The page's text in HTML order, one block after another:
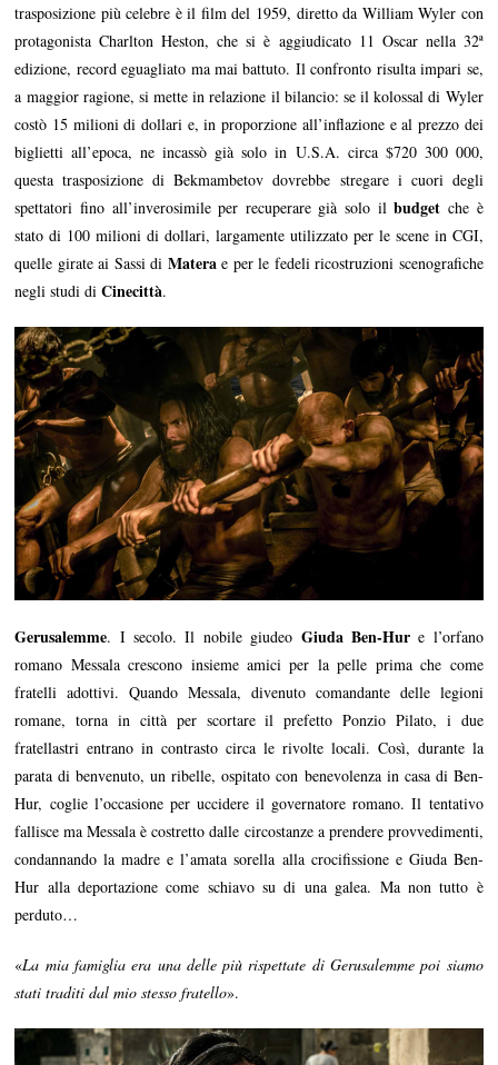
trasposizione più celebre è il film del 1959, diretto da William Wyler con
protagonista Charlton Heston, che si è aggiudicato 11 Oscar nella 32ª
edizione, record eguagliato ma mai battuto. Il confronto risulta impari se,
a maggior ragione, si mette in relazione il bilancio: se il kolossal di Wyler
costò 15 milioni di dollari e, in proporzione all’inflazione e al prezzo dei
biglietti all’epoca, ne incassò già solo in U.S.A. circa $720 300 000,
questa trasposizione di Bekmambetov dovrebbe stregare i cuori degli
spettatori fino all’inverosimile per recuperare già solo ilbudget che è
stato di 100 milioni di dollari, largamente utilizzato per le scene in CGI,
quelle girate ai Sassi di Materae per le fedeli ricostruzioni scenografiche
negli studi diCinecittà.
Gerusalemme. I secolo. Il nobile giudeo Giuda Ben-Hure l’orfano
romano Messala crescono insieme amici per la pelle prima che come
fratelli adottivi. Quando Messala, divenuto comandante delle legioni
romane, torna in città per scortare il prefetto Ponzio Pilato, i due
fratellastri entrano in contrasto circa le rivolte locali. Così, durante la
parata di benvenuto, un ribelle, ospitato con benevolenza in casa di Ben-
Hur, coglie l’occasione per uccidere il governatore romano. Il tentativo
fallisce ma Messala è costretto dalle circostanze a prendere provvedimenti,
condannando la madre e l’amata sorella alla crocifissione e Giuda Ben-
Hur alla deportazione come schiavo su di una galea. Ma non tutto è
perduto…
«La mia famiglia era una delle più rispettate di Gerusalemme poi siamo
stati traditi dal mio stesso fratello».